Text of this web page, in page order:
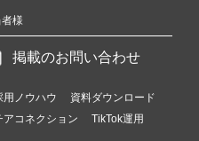
様
掲載のお問い合わせ
用ノウハウ
資料ダウンロード
アコネクション
TikTok運用